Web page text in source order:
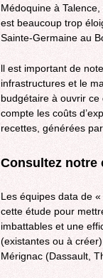
Médoquine à
est beaucoup trop
Sainte-Germaine au
ll est important de
infrastructures et le
budgétaire à ouvrir
compte les coûts
recettes, générées
Consultez notre
Les équipes data de
cette étude pour
imbattables et une
(existantes ou à
Mérignac (Dassault,